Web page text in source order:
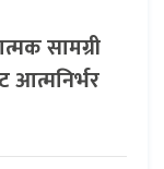
सामग्री
आत्मनिर्भर